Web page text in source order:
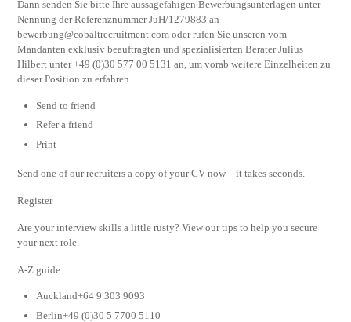
Dann senden Sie bitte Ihre aussagefähigen Bewerbungsunterlagen unter
Nennung der Referenznummer JuH/1279883 an
bewerbung@cobaltrecruitment.com oder rufen Sie unseren vom
Mandanten exklusiv beauftragten und spezialisierten Berater Julius
Hilbert unter +49 (0)30 577 00 5131 an, um vorab weitere Einzelheiten zu
dieser Position zu erfahren.
Send to friend
Refer a friend
Print
Send one of our recruiters a copy of your CV now – it takes seconds.
Register
Are your interview skills a little rusty? View our tips to help you secure
your next role.
A-Z guide
Auckland+64 9 303 9093
Berlin+49 (0)30 5 7700 5110